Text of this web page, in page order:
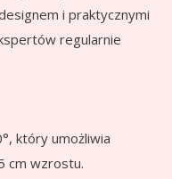
i praktycznymi
regularnie
który umożliwia
cm wzrostu.